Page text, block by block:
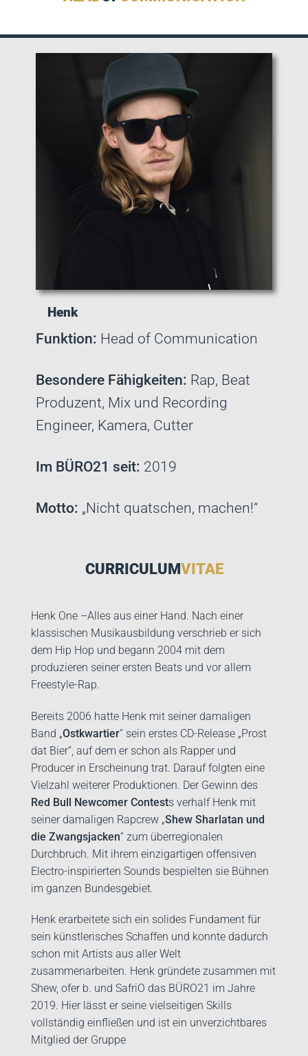
Henk
Funktion: Head of Communication
Besondere Fähigkeiten: Rap, Beat
Produzent, Mix und Recording
Engineer, Kamera, Cutter
Im BÜRO21 seit: 2019
Motto: „Nicht quatschen, machen!“
CURRICULUMVITAE
Henk One –Alles aus einer Hand. Nach einer
klassischen Musikausbildung verschrieb er sich
dem Hip Hop und begann 2004 mit dem
produzieren seiner ersten Beats und vor allem
Freestyle-Rap.
Bereits 2006 hatte Henk mit seiner damaligen
Band „Ostkwartier“ sein erstes CD-Release „Prost
dat Bier“, auf dem er schon als Rapper und
Producer in Erscheinung trat. Darauf folgten eine
Vielzahl weiterer Produktionen. Der Gewinn des
Red Bull Newcomer Contests verhalf Henk mit
seiner damaligen Rapcrew „Shew Sharlatan und
die Zwangsjacken“ zum überregionalen
Durchbruch. Mit ihrem einzigartigen offensiven
Electro-inspirierten Sounds bespielten sie Bühnen
im ganzen Bundesgebiet.
Henk erarbeitete sich ein solides Fundament für
sein künstlerisches Schaffen und konnte dadurch
schon mit Artists aus aller Welt
zusammenarbeiten. Henk gründete zusammen mit
Shew, ofer b. und SafriO das BÜRO21 im Jahre
2019. Hier lässt er seine vielseitigen Skills
vollständig einfließen und ist ein unverzichtbares
Mitglied der Gruppe